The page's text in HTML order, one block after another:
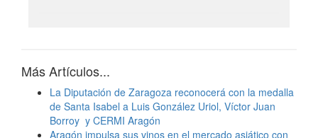
Más Artículos...
La Diputación de Zaragoza reconocerá con la medalla
de Santa Isabel a Luis González Uriol, Víctor Juan
Borroy y CERMI Aragón
Aragón impulsa sus vinos en el mercado asiático con